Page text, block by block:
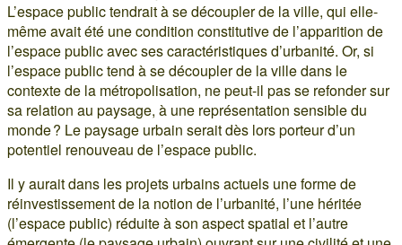
L’espace public tendrait à se découpler de la ville, qui elle-
même avait été une condition constitutive de l’apparition de
l’espace public avec ses caractéristiques d’urbanité. Or, si
l’espace public tend à se découpler de la ville dans le
contexte de la métropolisation, ne peut-il pas se refonder sur
sa relation au paysage, à une représentation sensible du
monde ? Le paysage urbain serait dès lors porteur d’un
potentiel renouveau de l’espace public.
Il y aurait dans les projets urbains actuels une forme de
réinvestissement de la notion de l’urbanité, l’une héritée
(l’espace public) réduite à son aspect spatial et l’autre